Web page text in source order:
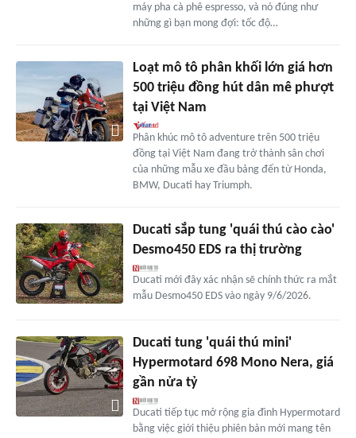
máy pha cà phê espresso, và nó đúng như
những gì bạn mong đợi: tốc độ…
Loạt mô tô phân khối lớn giá hơn
500 triệu đồng hút dân mê phượt
tại Việt Nam
Phân khúc mô tô adventure trên 500 triệu
đồng tại Việt Nam đang trở thành sân chơi
của những mẫu xe đầu bảng đến từ Honda,
BMW, Ducati hay Triumph.
Ducati sắp tung 'quái thú cào cào'
Desmo450 EDS ra thị trường
Ducati mới đây xác nhận sẽ chính thức ra mắt
mẫu Desmo450 EDS vào ngày 9/6/2026.
Ducati tung 'quái thú mini'
Hypermotard 698 Mono Nera, giá
gần nửa tỷ
Ducati tiếp tục mở rộng gia đình Hypermotard
bằng việc giới thiệu phiên bản mới mang tên